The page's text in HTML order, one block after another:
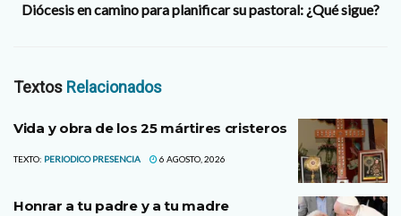
Diócesis en camino para planificar su pastoral: ¿Qué sigue?
Textos Relacionados
Vida y obra de los 25 mártires cristeros
TEXTO: PERIODICO PRESENCIA 6 AGOSTO, 2026
Honrar a tu padre y a tu madre